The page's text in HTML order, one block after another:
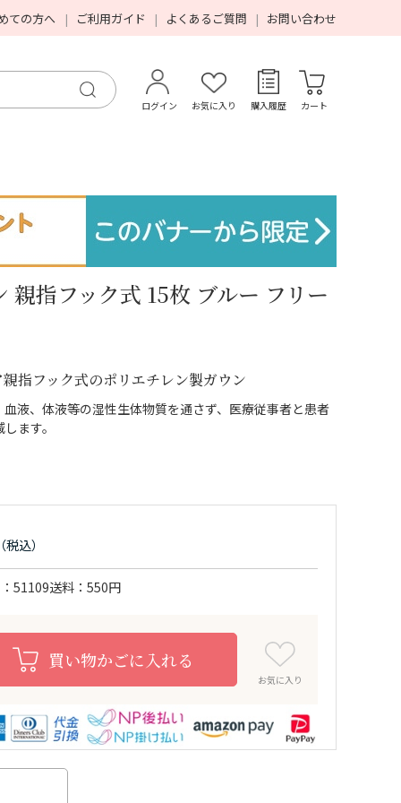
ての方へ ご利用ガイド よくあるご質問 お問い合わせ
ログイン お気に入り 購入履歴 カート
親指フック式 15枚 ブルー フリー
指フック式のポリエチレン製ガウン
液、体液等の湿性生体物質を通さず、医療従事者と患者
ます。
51109送料 550円
買い物かごに入れる
お気に入り